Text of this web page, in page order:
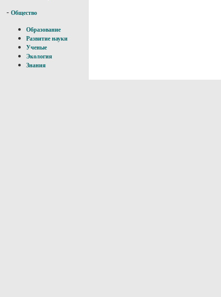
- Общество
Образование
Развитие науки
Ученые
Экология
Знания